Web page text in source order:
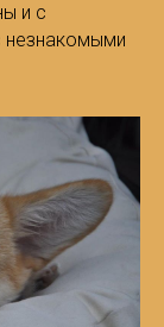
и с
незнакомыми